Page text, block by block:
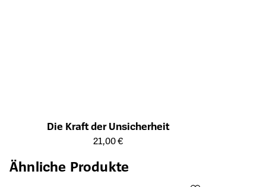
Die Kraft der Unsicherheit
Öffnet die Detailseite des Produkts
21,00 €
Ähnliche Produkte